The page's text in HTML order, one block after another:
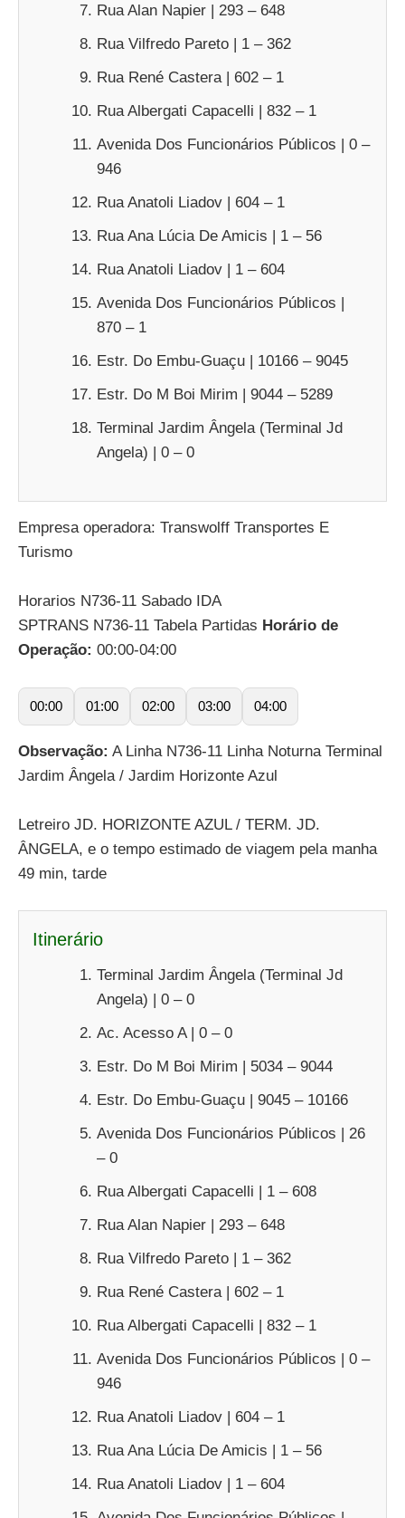
Rua Alan Napier | 293 – 648
Rua Vilfredo Pareto | 1 – 362
Rua René Castera | 602 – 1
Rua Albergati Capacelli | 832 – 1
Avenida Dos Funcionários Públicos | 0 –
946
Rua Anatoli Liadov | 604 – 1
Rua Ana Lúcia De Amicis | 1 – 56
Rua Anatoli Liadov | 1 – 604
Avenida Dos Funcionários Públicos |
870 – 1
Estr. Do Embu-Guaçu | 10166 – 9045
Estr. Do M Boi Mirim | 9044 – 5289
Terminal Jardim Ângela (Terminal Jd
Angela) | 0 – 0
Empresa operadora: Transwolff Transportes E
Turismo
Horarios N736-11 Sabado IDA
SPTRANS N736-11 Tabela Partidas Horário de
Operação: 00:00-04:00
00:00 01:00 02:00 03:00 04:00
Observação: A Linha N736-11 Linha Noturna Terminal
Jardim Ângela / Jardim Horizonte Azul
Letreiro JD. HORIZONTE AZUL / TERM. JD.
ÂNGELA, e o tempo estimado de viagem pela manha
49 min, tarde
Itinerário
Terminal Jardim Ângela (Terminal Jd
Angela) | 0 – 0
Ac. Acesso A | 0 – 0
Estr. Do M Boi Mirim | 5034 – 9044
Estr. Do Embu-Guaçu | 9045 – 10166
Avenida Dos Funcionários Públicos | 26
– 0
Rua Albergati Capacelli | 1 – 608
Rua Alan Napier | 293 – 648
Rua Vilfredo Pareto | 1 – 362
Rua René Castera | 602 – 1
Rua Albergati Capacelli | 832 – 1
Avenida Dos Funcionários Públicos | 0 –
946
Rua Anatoli Liadov | 604 – 1
Rua Ana Lúcia De Amicis | 1 – 56
Rua Anatoli Liadov | 1 – 604